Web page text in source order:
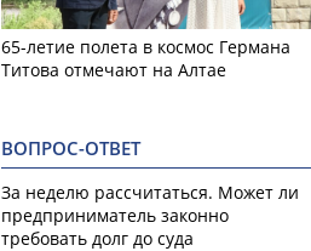
65-летие полета в космос Германа
Титова отмечают на Алтае
ВОПРОС-ОТВЕТ
За неделю рассчитаться. Может ли
предприниматель законно
требовать долг до суда